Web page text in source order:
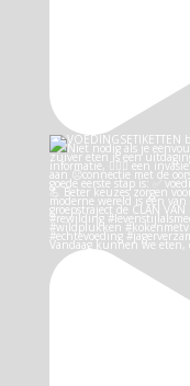
Vandaag kunnen we